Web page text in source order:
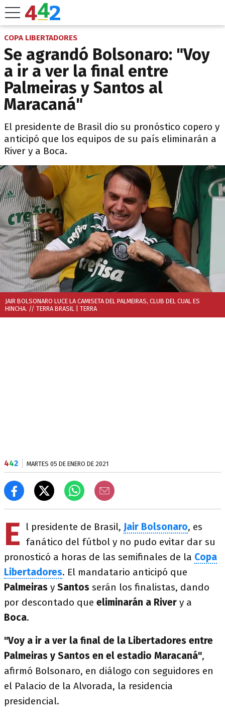
COPA LIBERTADORES
Se agrandó Bolsonaro: "Voy
a ir a ver la final entre
Palmeiras y Santos al
Maracaná"
El presidente de Brasil dio su pronóstico copero y
anticipó que los equipos de su país eliminarán a
River y a Boca.
JAIR BOLSONARO LUCE LA CAMISETA DEL PALMEIRAS, CLUB DEL CUAL ES
HINCHA. // TERRA BRASIL | TERRA
442 MARTES 05 DE ENERO DE 2021
E l presidente de Brasil, Jair Bolsonaro, es
fanático del fútbol y no pudo evitar dar su
pronosticó a horas de las semifinales de la Copa
Libertadores. El mandatario anticipó que
Palmeiras y Santos serán los finalistas, dando
por descontado que eliminarán a River y a
Boca.
"Voy a ir a ver la final de la Libertadores entre
Palmeiras y Santos en el estadio Maracaná",
afirmó Bolsonaro, en diálogo con seguidores en
el Palacio de la Alvorada, la residencia
presidencial.